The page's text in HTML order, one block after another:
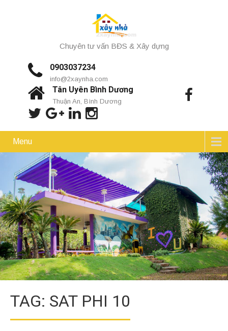
Chuyên tư vấn BĐS & Xây dựng
0903037234
info@2xaynha.com
Tân Uyên Bình Dương
Thuận An, Bình Dương
Menu
TAG: SAT PHI 10